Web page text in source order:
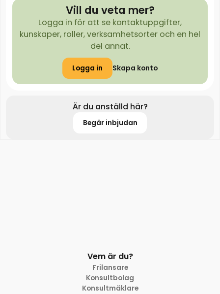
Vill du veta mer?
Logga in för att se kontaktuppgifter,
kunskaper, roller, verksamhetsorter och en hel
del annat.
Logga in Skapa konto
Är du anställd här?
Begär inbjudan
Vem är du?
Frilansare
Konsultbolag
Konsultmäklare